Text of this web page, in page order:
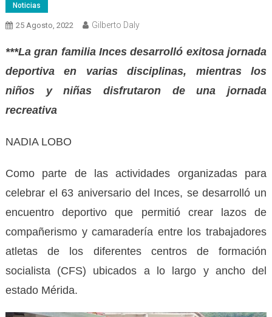
Noticias
25 Agosto, 2022 Gilberto Daly
***La gran familia Inces desarrolló exitosa jornada
deportiva en varias disciplinas, mientras los
niños y niñas disfrutaron de una jornada
recreativa
NADIA LOBO
Como parte de las actividades organizadas para
celebrar el 63 aniversario del Inces, se desarrolló un
encuentro deportivo que permitió crear lazos de
compañerismo y camaradería entre los trabajadores
atletas de los diferentes centros de formación
socialista (CFS) ubicados a lo largo y ancho del
estado Mérida.